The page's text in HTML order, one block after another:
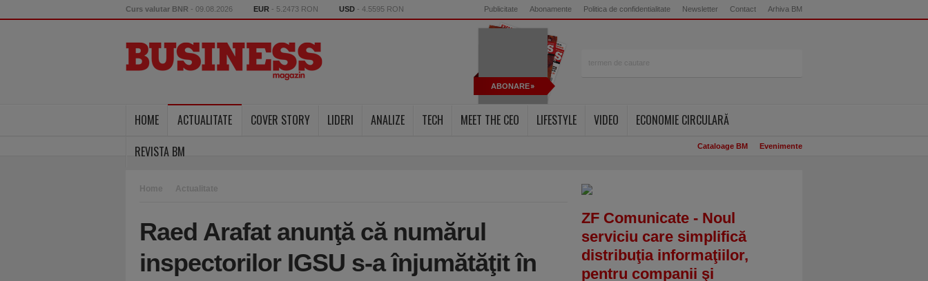
Curs valutar BNR - 09.08.2026 EUR - 5.2473 RON USD - 4.5595 RON Publicitate Abonamente Politica de confidentialitate Newsletter Contact Arhiva BM
ABONARE
HOME ACTUALITATE COVER STORY LIDERI ANALIZE TECH MEET THE CEO LIFESTYLE VIDEO
ECONOMIE CIRCULARĂ
REVISTA BM
Cataloage BM Evenimente
Home Actualitate
Raed Arafat anunţă că numărul
inspectorilor IGSU s-a înjumătăţit în
ZF Comunicate - Noul
serviciu care simplifică
distribuţia informaţiilor,
pentru companii şi